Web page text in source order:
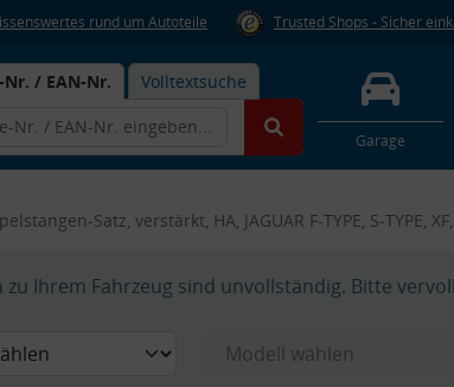
rund um Autoteile Trusted Shops - Sicher
/ EAN-Nr. Volltextsuche
Garage
Satz, verstärkt, HA, JAGUAR F-TYPE, S-TYPE, XF,
zu Ihrem Fahrzeug sind unvollständig. Bitte